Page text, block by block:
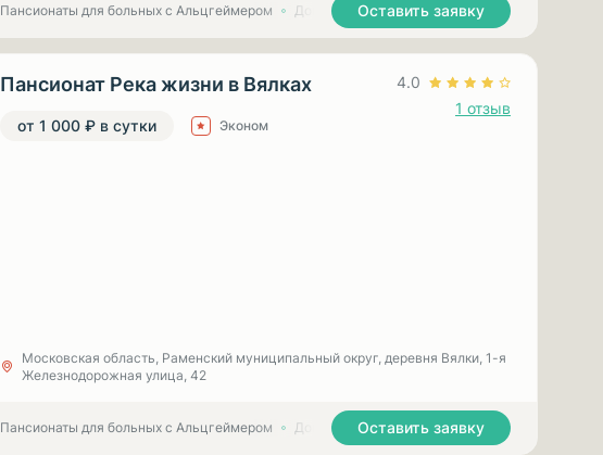
Пансионаты для больных с Альцгеймером Дома престарелых для больных с Паркинсоном
Оставить заявку
Пансионат Река жизни в Вялках
4.0
1 отзыв
от 1 000 ₽ в сутки
Эконом
Московская область, Раменский муниципальный округ, деревня Вялки, 1-я
Железнодорожная улица, 42
Пансионаты для больных с Альцгеймером Дома престарелых для больных с Паркинсоном
Оставить заявку